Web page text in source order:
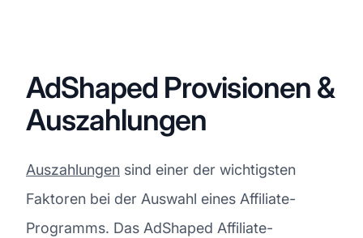
AdShaped Provisionen &
Auszahlungen
Auszahlungen sind einer der wichtigsten
Faktoren bei der Auswahl eines Affiliate-
Programms. Das AdShaped Affiliate-